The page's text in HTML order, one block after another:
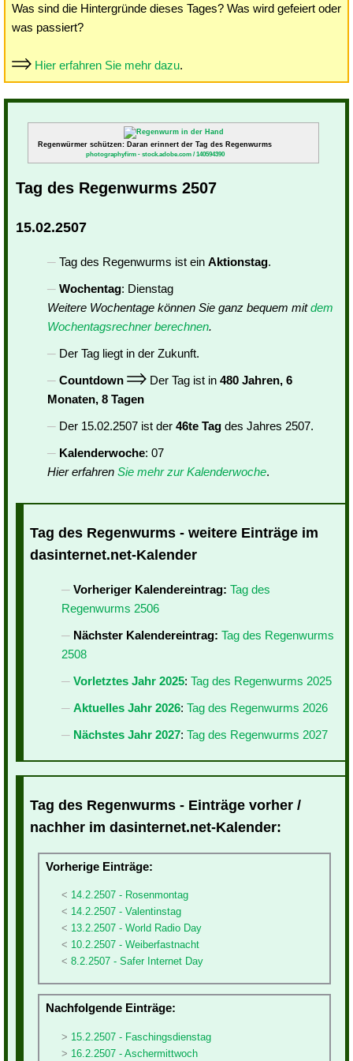
Was sind die Hintergründe dieses Tages? Was wird gefeiert oder
was passiert?
Hier erfahren Sie mehr dazu.
Regenwürmer schützen: Daran erinnert der Tag des Regenwurms
photographyfirm - stock.adobe.com / 140594390
Tag des Regenwurms 2507
15.02.2507
Tag des Regenwurms ist ein Aktionstag.
Wochentag: Dienstag
Weitere Wochentage können Sie ganz bequem mitdem
Wochentagsrechner berechnen.
Der Tag liegt in der Zukunft.
Countdown
Der Tag ist in 480 Jahren, 6
Monaten, 8 Tagen
Der 15.02.2507 ist der 46te Tag des Jahres 2507.
Kalenderwoche: 07
Hier erfahren Sie mehr zur Kalenderwoche.
Tag des Regenwurms - weitere Einträge im
dasinternet.net-Kalender
Vorheriger Kalendereintrag: Tag des
Regenwurms 2506
Nächster Kalendereintrag: Tag des Regenwurms
2508
Vorletztes Jahr 2025: Tag des Regenwurms 2025
Aktuelles Jahr 2026: Tag des Regenwurms 2026
Nächstes Jahr 2027: Tag des Regenwurms 2027
Tag des Regenwurms - Einträge vorher /
nachher im dasinternet.net-Kalender:
Vorherige Einträge:
14.2.2507 - Rosenmontag
14.2.2507 - Valentinstag
13.2.2507 - World Radio Day
10.2.2507 - Weiberfastnacht
8.2.2507 - Safer Internet Day
Nachfolgende Einträge:
15.2.2507 - Faschingsdienstag
16.2.2507 - Aschermittwoch